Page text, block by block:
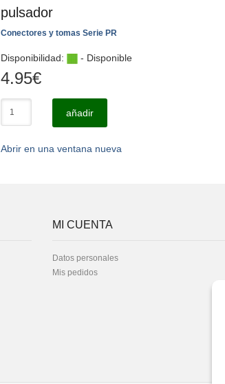
pulsador
Conectores y tomas Serie PR
Disponibilidad: - Disponible
4.95€
añadir
Abrir en una ventana nueva
MI CUENTA
Datos personales
Mis pedidos